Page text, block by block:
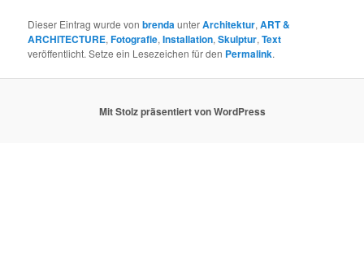
Dieser Eintrag wurde vonbrendaunterArchitektur,ART &
ARCHITECTURE,Fotografie,Installation,Skulptur,Text
veröffentlicht. Setze ein Lesezeichen für den Permalink.
Mit Stolz präsentiert von WordPress